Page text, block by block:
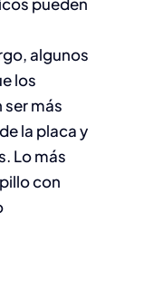
algunos
los
más
la placa y
Lo más
con